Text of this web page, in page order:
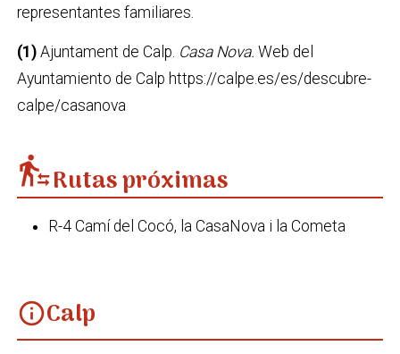
representantes familiares.
(1) Ajuntament de Calp. Casa Nova. Web del
Ayuntamiento de Calp https://calpe.es/es/descubre-
calpe/casanova
transfer_within_a_stationRutas próximas
R-4 Camí del Cocó, la CasaNova i la Cometa
infoCalp